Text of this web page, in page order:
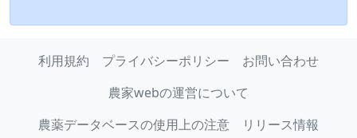
利用規約 プライバシーポリシー
お問い合わせ
農家webの運営について
農薬データベースの使用上の注意
リリース情報